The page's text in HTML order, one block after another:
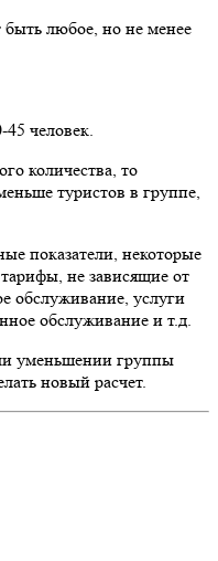
быть любое, но не менее
человек.
количества, то
туристов в группе,
показатели, некоторые
не зависящие от
обслуживание, услуги
обслуживание и т.д.
уменьшении группы
новый расчет.